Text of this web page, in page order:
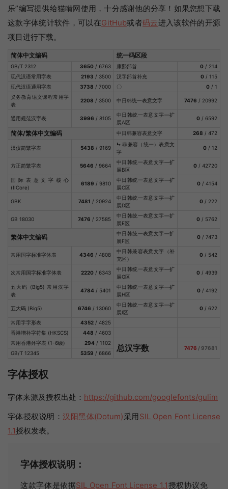
乐”编写提供给猫啃网使用，十分感谢他的分享！如果您想下载
这款字体统计软件，可以在GitHub或者码云进入该软件的开源
项目进行下载。
简体中文编码 统一码区段
GB/T 2312 3650 / 6763 康熙部首 0 / 214
现代汉语常用字表
2193 / 3500 汉字部首补充 0 / 115
现代汉语通用字表
3738 / 7000 〇 0 / 1
义务教育语文课程常用字
表
2208 / 3500 中日韩统一表意文字 7476 / 20992
通用规范汉字表 3996 / 8105
中日韩统一表意文字—扩
展A区
0 / 6592
简体/繁体中文编码 中日韩兼容表意文字 268 / 472
汉仪简繁字表 5438 / 9169
⮡ 非兼容（统一）表意文
字
0 / 12
方正简繁字表 5646 / 9664
中日韩统一表意文字—扩
展B区
0 / 42720
国际表意文字核心
(IICore)
6189 / 9810
中日韩统一表意文字—扩
展C区
0 / 4154
GBK 7481 / 20924
中日韩统一表意文字—扩
展D区
0 / 222
GB 18030 7476 / 27585
中日韩统一表意文字—扩
展E区
0 / 5762
繁体中文编码
中日韩统一表意文字—扩
展F区
0 / 7473
常用国字标准字体表 4346 / 4808
中日韩兼容表意文字（补
充区）
0 / 542
次常用国字标准字体表 2220 / 6343
中日韩统一表意文字—扩
展G区
0 / 4939
五大码 (Big5) 常用汉字
表
4784 / 5401
中日韩统一表意文字—扩
展H区
0 / 4192
五大码 (Big5) 6746 / 13060
中日韩统一表意文字—扩
展I区
0 / 622
常用字字形表 4352 / 4825
香港增补字符集 (HKSCS)
448 / 4603
常用香港外字表 (1-6级)
294 / 1102 总汉字数 7476 / 97681
GB/T 12345
5359 / 6866
字体授权
字体来源及授权出处： https://github.com/googlefonts/gulim
字体授权说明： 汉阳黑体(Dotum)采用 SIL Open Font License
1.1授权发表。
字体授权说明：
这款字体是依据SIL Open Font License 1.1授权协议免